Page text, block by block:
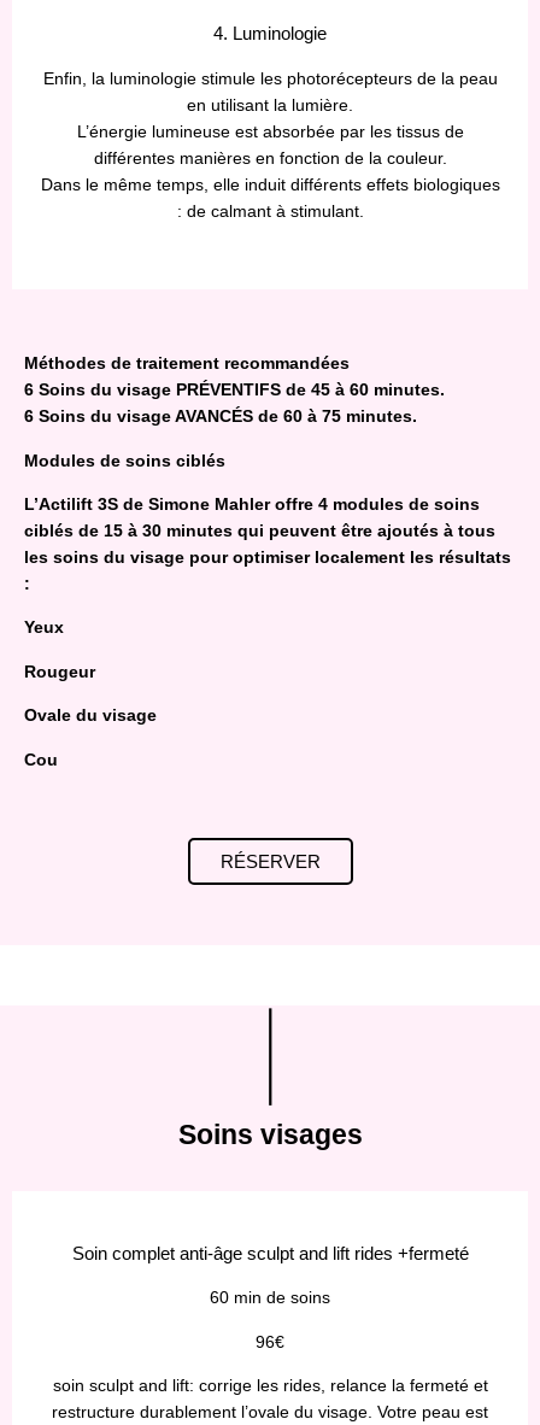
4. Luminologie
Enfin, la luminologie stimule les photorécepteurs de la peau
en utilisant la lumière.
L’énergie lumineuse est absorbée par les tissus de
différentes manières en fonction de la couleur.
Dans le même temps, elle induit différents effets biologiques
: de calmant à stimulant.
Méthodes de traitement recommandées
6 Soins du visage PRÉVENTIFS de 45 à 60 minutes.
6 Soins du visage AVANCÉS de 60 à 75 minutes.
Modules de soins ciblés
L’Actilift 3S de Simone Mahler offre 4 modules de soins
ciblés de 15 à 30 minutes qui peuvent être ajoutés à tous
les soins du visage pour optimiser localement les résultats
:
Yeux
Rougeur
Ovale du visage
Cou
RÉSERVER
Soins visages
Soin complet anti-âge sculpt and lift rides +fermeté
60 min de soins
96€
soin sculpt and lift: corrige les rides, relance la fermeté et
restructure durablement l’ovale du visage. Votre peau est